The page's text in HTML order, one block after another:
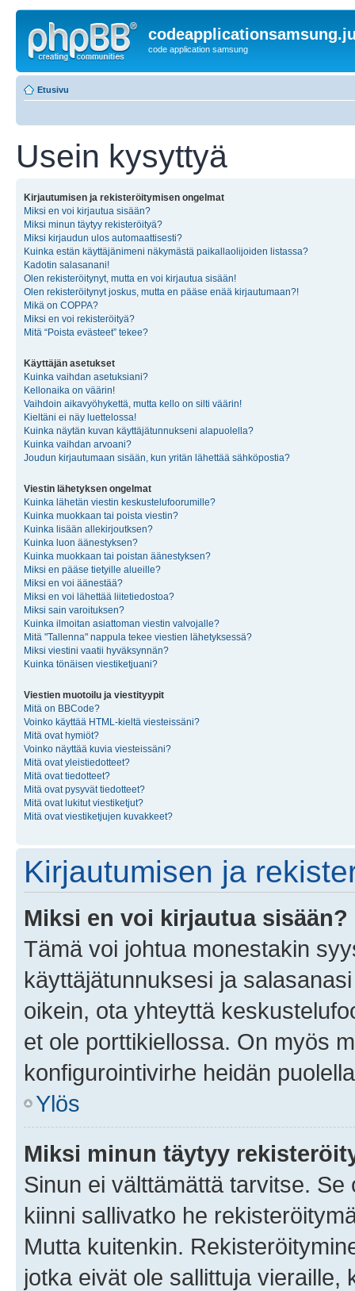
code application samsung
Etusivu
Usein kysyttyä
Kirjautumisen ja rekisteröitymisen ongelmat
Miksi en voi kirjautua sisään?
Miksi minun täytyy rekisteröityä?
Miksi kirjaudun ulos automaattisesti?
Kuinka estän käyttäjänimeni näkymästä paikallaolijoiden listassa?
Kadotin salasanani!
Olen rekisteröitynyt, mutta en voi kirjautua sisään!
Olen rekisteröitynyt joskus, mutta en pääse enää kirjautumaan?!
Mikä on COPPA?
Miksi en voi rekisteröityä?
Mitä “Poista evästeet” tekee?
Käyttäjän asetukset
Kuinka vaihdan asetuksiani?
Kellonaika on väärin!
Vaihdoin aikavyöhykettä, mutta kello on silti väärin!
Kieltäni ei näy luettelossa!
Kuinka näytän kuvan käyttäjätunnukseni alapuolella?
Kuinka vaihdan arvoani?
Joudun kirjautumaan sisään, kun yritän lähettää sähköpostia?
Viestin lähetyksen ongelmat
Kuinka lähetän viestin keskustelufoorumille?
Kuinka muokkaan tai poista viestin?
Kuinka lisään allekirjoutksen?
Kuinka luon äänestyksen?
Kuinka muokkaan tai poistan äänestyksen?
Miksi en pääse tietyille alueille?
Miksi en voi äänestää?
Miksi en voi lähettää liitetiedostoa?
Miksi sain varoituksen?
Kuinka ilmoitan asiattoman viestin valvojalle?
Mitä "Tallenna" nappula tekee viestien lähetyksessä?
Miksi viestini vaatii hyväksynnän?
Kuinka tönäisen viestiketjuani?
Viestien muotoilu ja viestityypit
Mitä on BBCode?
Voinko käyttää HTML-kieltä viesteissäni?
Mitä ovat hymiöt?
Voinko näyttää kuvia viesteissäni?
Mitä ovat yleistiedotteet?
Mitä ovat tiedotteet?
Mitä ovat pysyvät tiedotteet?
Mitä ovat lukitut viestiketjut?
Mitä ovat viestiketjujen kuvakkeet?
Kirjautumisen ja
Miksi en voi kirjautua sisään?
Tämä voi johtua monestakin
käyttäjätunnuksesi ja
oikein, ota yhteyttä
et ole porttikiellossa. On myös
konfigurointivirhe heidän
Ylös
Miksi minun täytyy
Sinun ei välttämättä tarvitse.
kiinni sallivatko he
Mutta kuitenkin.
jotka eivät ole sallittuja vieraille,